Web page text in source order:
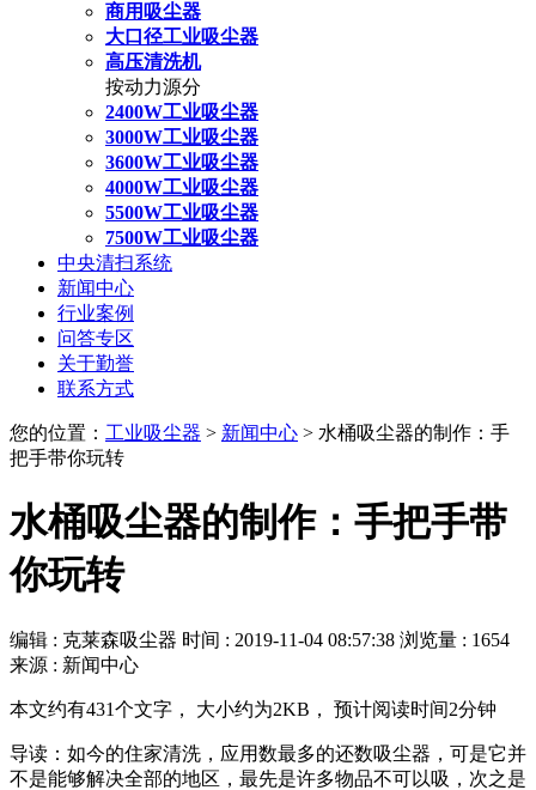
商用吸尘器
大口径工业吸尘器
高压清洗机
按动力源分
2400W工业吸尘器
3000W工业吸尘器
3600W工业吸尘器
4000W工业吸尘器
5500W工业吸尘器
7500W工业吸尘器
中央清扫系统
新闻中心
行业案例
问答专区
关于勤誉
联系方式
您的位置： 工业吸尘器 > 新闻中心 > 水桶吸尘器的制作：手
把手带你玩转
水桶吸尘器的制作：手把手带
你玩转
编辑 : 克莱森吸尘器 时间 : 2019-11-04 08:57:38 浏览量 : 1654
来源 : 新闻中心
本文约有431个文字， 大小约为2KB， 预计阅读时间2分钟
导读：如今的住家清洗，应用数最多的还数吸尘器，可是它并
不是能够解决全部的地区，最先是许多物品不可以吸，次之是